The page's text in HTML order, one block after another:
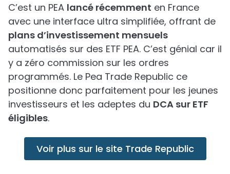
C’est un PEA lancé récemment en France
avec une interface ultra simplifiée, offrant de
plans d’investissement mensuels
automatisés sur des ETF PEA. C’est génial car il
y a zéro commission sur les ordres
programmés. Le Pea Trade Republic ce
positionne donc parfaitement pour les jeunes
investisseurs et les adeptes du DCA sur ETF
éligibles.
Voir plus sur le site Trade Republic